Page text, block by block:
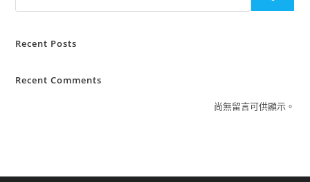
Recent Posts
Recent Comments
尚無留言可供顯示。